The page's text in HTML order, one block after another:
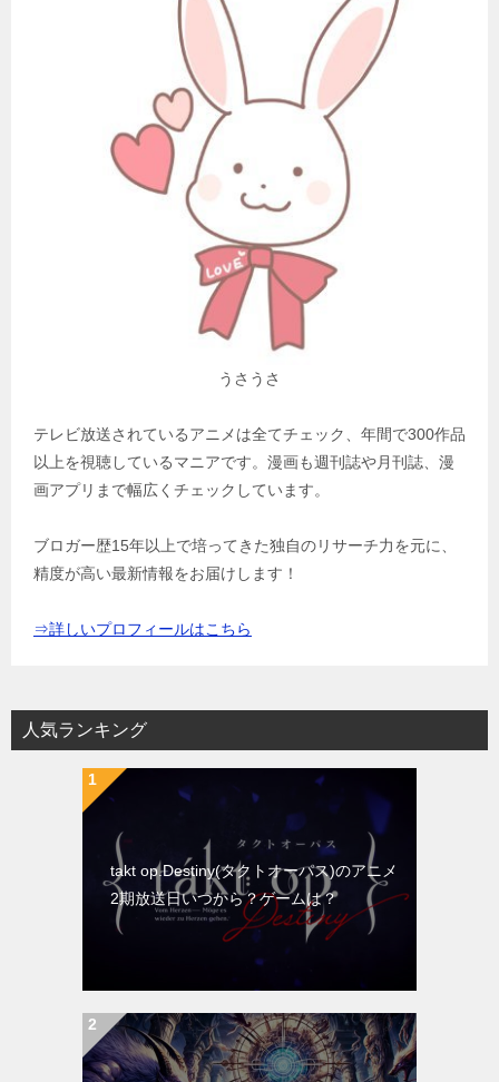
うさうさ
テレビ放送されているアニメは全てチェック、年間で300作品
以上を視聴しているマニアです。漫画も週刊誌や月刊誌、漫
画アプリまで幅広くチェックしています。
ブロガー歴15年以上で培ってきた独自のリサーチ力を元に、
精度が高い最新情報をお届けします！
⇒詳しいプロフィールはこちら
人気ランキング
takt op.Destiny(タクトオーパス)のアニメ
2期放送日いつから？ゲームは？